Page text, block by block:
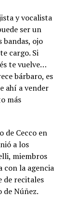
y vocalista
ser un
ojo
cargo. Si
te vuelve…
bárbaro, es
ahí a vender
más
de Cecco en
a los
miembros
la agencia
de recitales
Núñez.